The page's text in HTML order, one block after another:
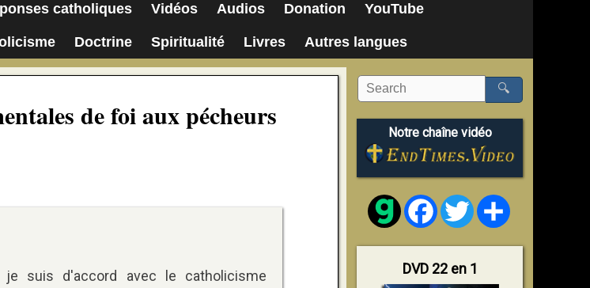
catholiques Vidéos Audios Donation YouTube
Doctrine Spiritualité Livres Autres langues
de foi aux pécheurs
suis d'accord avec le catholicisme
🔍
Notre chaîne vidéo
FacebookTwitter
DVD 22 en 1